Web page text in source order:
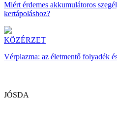
Miért érdemes akkumulátoros
kertápoláshoz?
KÖZÉRZET
Vérplazma: az életmentő folyadék
JÓSDA